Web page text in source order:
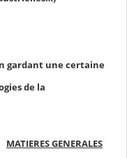
gardant une certaine
de la
MATIERES GENERALES